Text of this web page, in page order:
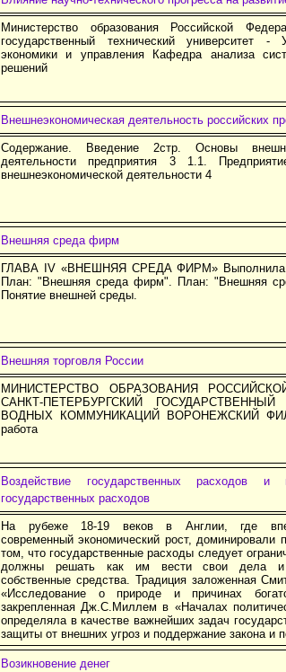
Министерство образования Российской
государственный технический университет -
экономики и управления Кафедра анализа
решений
Внешнеэкономическая деятельность российских
Содержание. Введение 2стр. Основы
деятельности предприятия 3 1.1.
внешнеэкономической деятельности 4
Внешняя среда фирм
ГЛАВА IV «ВНЕШНЯЯ СРЕДА ФИРМ» Выполнила:
План: "Внешняя среда фирм". План: "Внешняя
Понятие внешней среды.
Внешняя торговля России
МИНИСТЕРСТВО ОБРАЗОВАНИЯ
САНКТ-ПЕТЕРБУРГСКИЙ ГОСУДАРСТВЕННЫЙ
ВОДНЫХ КОММУНИКАЦИЙ ВОРОНЕЖСКИЙ
работа
Воздействие государственных расходов и
государственных расходов
На рубеже 18-19 веков в Англии, где
современный экономический рост, доминировали
том, что государственные расходы следует
должны решать как им вести свои дела и
собственные средства. Традиция заложенная
«Исследование о природе и причинах
закрепленная Дж.С.Миллем в «Началах
определяла в качестве важнейших задач
защиты от внешних угроз и поддержание закона и
Возикновение денег